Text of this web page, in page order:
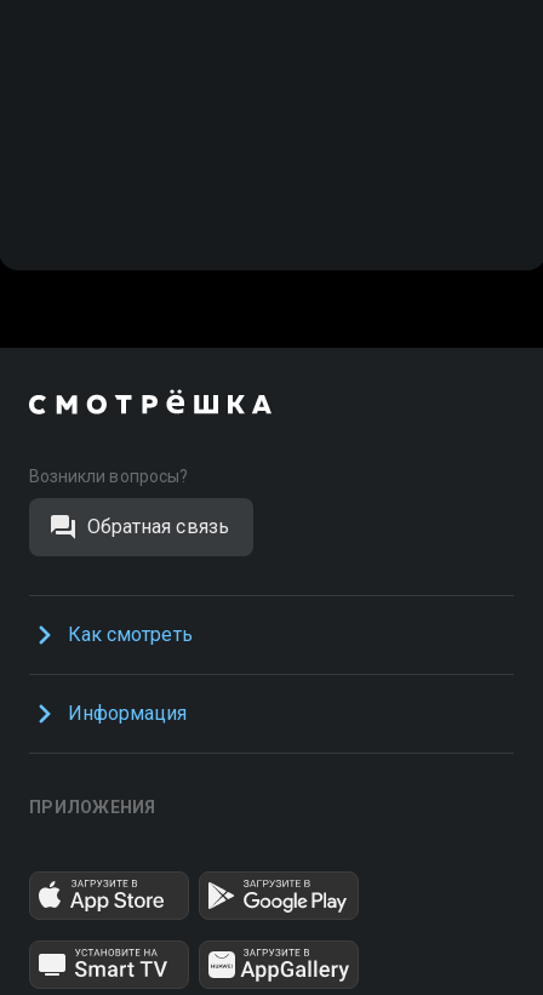
Возникли вопросы?
Обратная связь
Как смотреть
Информация
ПРИЛОЖЕНИЯ